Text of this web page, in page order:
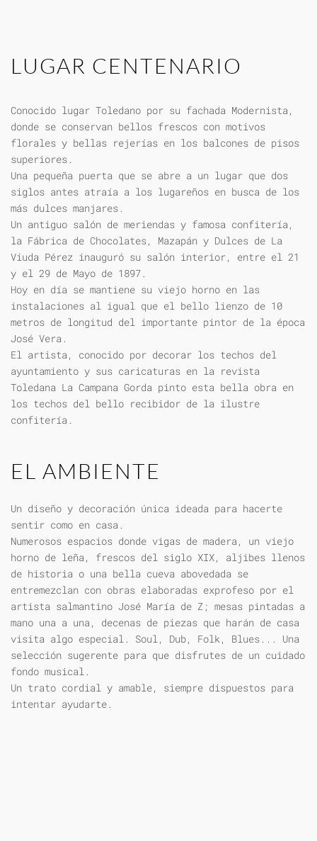
LUGAR CENTENARIO
Conocido lugar Toledano por su fachada Modernista,
donde se conservan bellos frescos con motivos
florales y bellas rejerías en los balcones de pisos
superiores.
Una pequeña puerta que se abre a un lugar que dos
siglos antes atraía a los lugareños en busca de los
más dulces manjares.
Un antiguo salón de meriendas y famosa confitería,
la Fábrica de Chocolates, Mazapán y Dulces de La
Viuda Pérez inauguró su salón interior, entre el 21
y el 29 de Mayo de 1897.
Hoy en día se mantiene su viejo horno en las
instalaciones al igual que el bello lienzo de 10
metros de longitud del importante pintor de la época
José Vera.
El artista, conocido por decorar los techos del
ayuntamiento y sus caricaturas en la revista
Toledana La Campana Gorda pinto esta bella obra en
los techos del bello recibidor de la ilustre
confitería.
EL AMBIENTE
Un diseño y decoración única ideada para hacerte
sentir como en casa.
Numerosos espacios donde vigas de madera, un viejo
horno de leña, frescos del siglo XIX, aljibes llenos
de historia o una bella cueva abovedada se
entremezclan con obras elaboradas exprofeso por el
artista salmantino José María de Z; mesas pintadas a
mano una a una, decenas de piezas que harán de casa
visita algo especial. Soul, Dub, Folk, Blues... Una
selección sugerente para que disfrutes de un cuidado
fondo musical.
Un trato cordial y amable, siempre dispuestos para
intentar ayudarte.